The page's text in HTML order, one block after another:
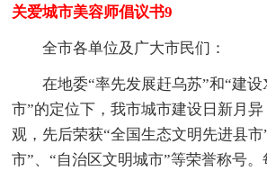
关爱城市美容师倡议书9
全市各单位及广大市民们：
在地委“率先发展赶乌苏”和“建设
市”的定位下，我市城市建设日新月
观，先后荣获“全国生态文明先进县
市”、“自治区文明城市”等荣誉称号